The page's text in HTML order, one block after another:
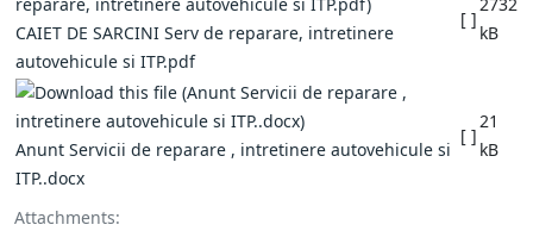
Attachments:
CAIET DE SARCINI Serv de reparare, intretinere
autovehicule si ITP.pdf
[ ]
kB
Anunt Servicii de reparare , intretinere autovehicule si
ITP..docx
[ ]
21
kB